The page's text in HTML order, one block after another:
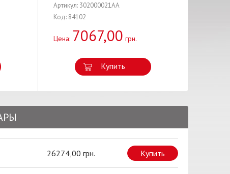
Артикул: 302000021AA
Код: 84102
Цена: 7067,00 грн.
Купить
26274,00 грн. Купить